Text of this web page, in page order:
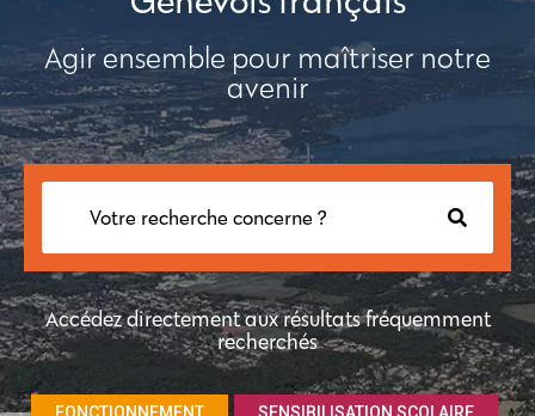
Agir ensemble pour maîtriser notre
avenir
Accédez directement aux résultats fréquemment
recherchés